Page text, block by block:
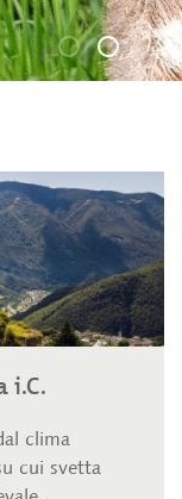
Il Parco Val
La Il
i.C.
clima
cui svetta